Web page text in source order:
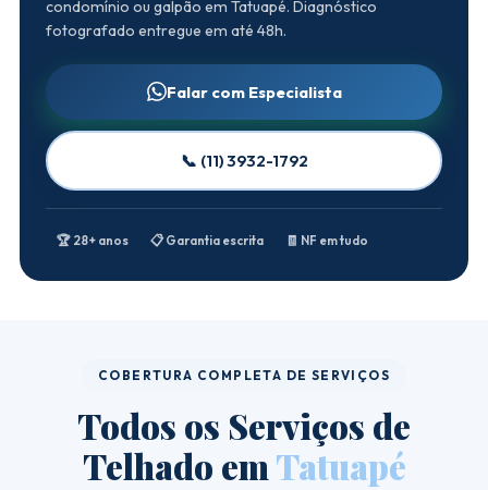
condomínio ou galpão em Tatuapé. Diagnóstico
fotografado entregue em até 48h.
Falar com Especialista
📞 (11) 3932-1792
🏆 28+ anos 📋 Garantia escrita 🧾 NF em tudo
COBERTURA COMPLETA DE SERVIÇOS
Todos os Serviços de
Telhado emTatuapé